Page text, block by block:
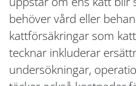
behöver vård eller
kattförsäkringar som
tecknar inkluderar
undersökningar,